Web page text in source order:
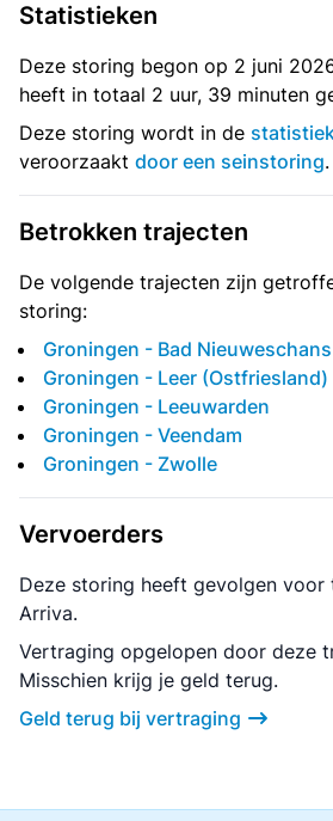
Statistieken
Deze storing begon op 2 juni
heeft in totaal 2 uur, 39 minuten
Deze storing wordt in de
veroorzaakt door een seinstoring.
Betrokken trajecten
De volgende trajecten zijn
storing:
Groningen - Bad Nieuweschans
Groningen - Leer (Ostfriesland)
Groningen - Leeuwarden
Groningen - Veendam
Groningen - Zwolle
Vervoerders
Deze storing heeft gevolgen voor
Arriva.
Vertraging opgelopen door deze
Misschien krijg je geld terug.
Geld terug bij vertraging